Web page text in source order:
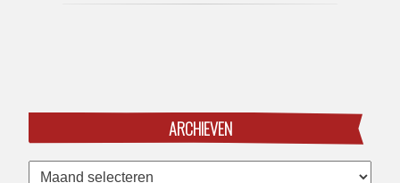
ARCHIEVEN
Archieven